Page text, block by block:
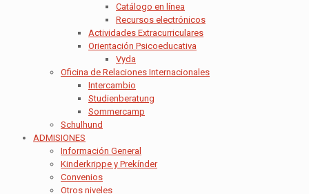
Catálogo en línea
Recursos electrónicos
Actividades Extracurriculares
Orientación Psicoeducativa
Vyda
Oficina de Relaciones Internacionales
Intercambio
Studienberatung
Sommercamp
Schulhund
ADMISIONES
Información General
Kinderkrippe y Prekínder
Convenios
Otros niveles